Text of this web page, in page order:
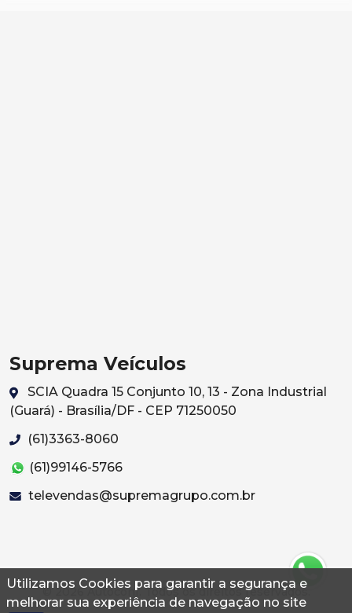
Utilizamos Cookies para garantir a segurança e
melhorar sua experiência de navegação no site
Suprema Veículos
SCIA Quadra 15 Conjunto 10, 13 - Zona Industrial
(Guará) - Brasília/DF - CEP 71250050
(61)3363-8060
(61)99146-5766
televendas@supremagrupo.com.br
© 2026 Autoconf. Todos os direitos reservados.